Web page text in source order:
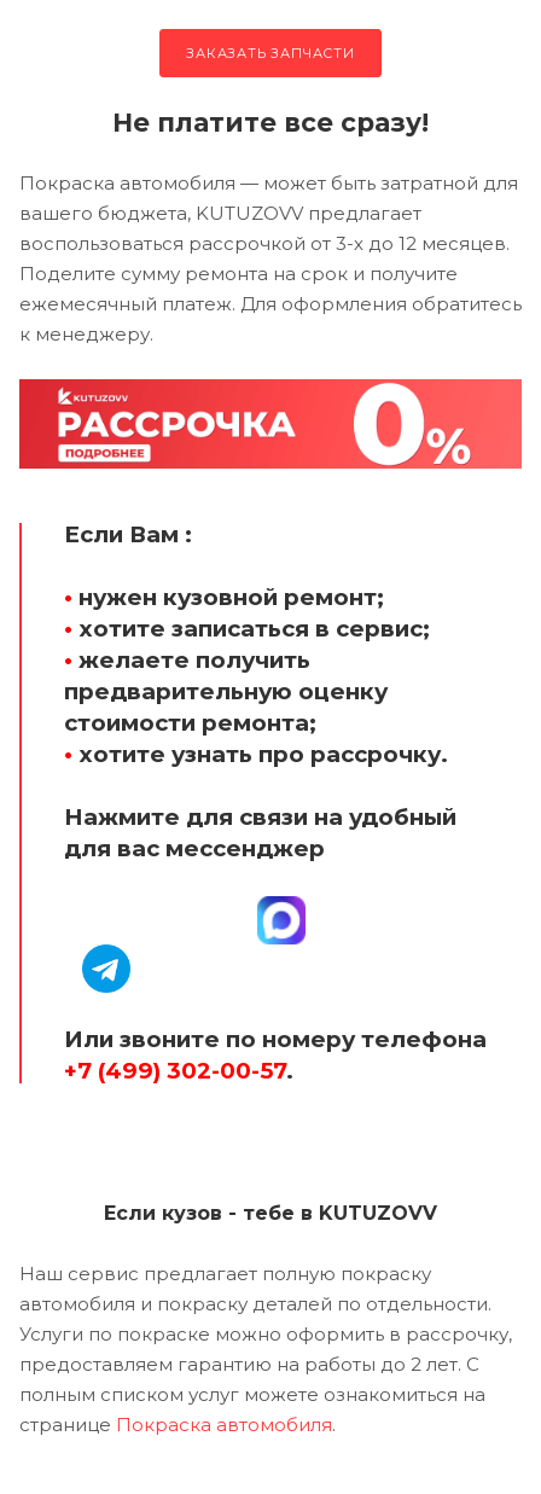
ЗАКАЗАТЬ ЗАПЧАСТИ
Не платите все сразу!
Покраска автомобиля — может быть затратной для
вашего бюджета, KUTUZOVV предлагает
воспользоваться рассрочкой от 3-х до 12 месяцев.
Поделите сумму ремонта на срок и получите
ежемесячный платеж. Для оформления обратитесь
к менеджеру.
Если Вам :
• нужен кузовной ремонт;
• хотите записаться в сервис;
• желаете получить
предварительную оценку
стоимости ремонта;
• хотите узнать про рассрочку.
Нажмите для связи на удобный
для вас мессенджер
Или звоните по номеру телефона
+7 (499) 302-00-57.
Если кузов - тебе в KUTUZOVV
Наш сервис предлагает полную покраску
автомобиля и покраску деталей по отдельности.
Услуги по покраске можно оформить в рассрочку,
предоставляем гарантию на работы до 2 лет. С
полным списком услуг можете ознакомиться на
странице Покраска автомобиля.